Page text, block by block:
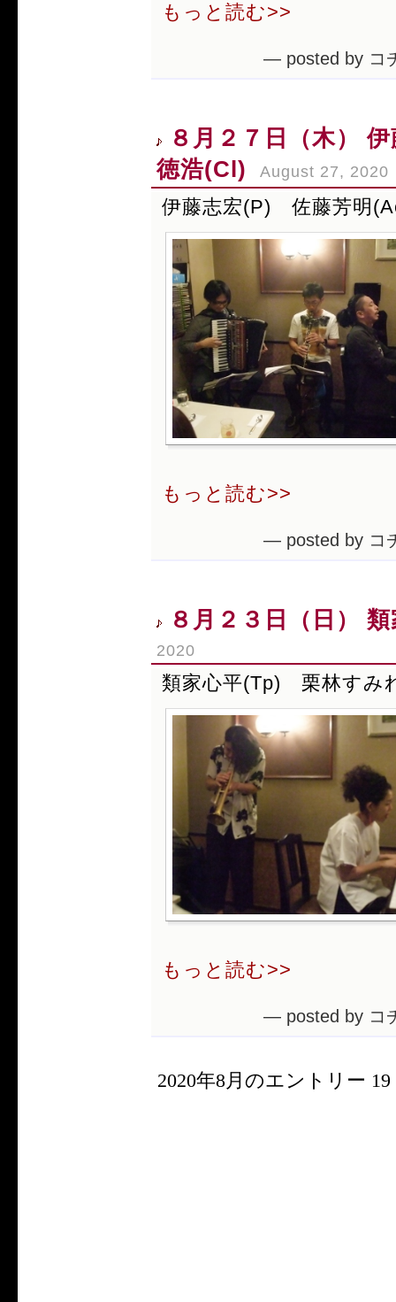
もっと読む>>
— posted by コ
８月２７日（木）
徳浩(Cl)
August 27, 2020
伊藤志宏(P) 佐藤芳明
もっと読む>>
— posted by コ
８月２３日（日）
2020
類家心平(Tp) 栗林すみ
もっと読む>>
— posted by コ
2020年8月のエントリー